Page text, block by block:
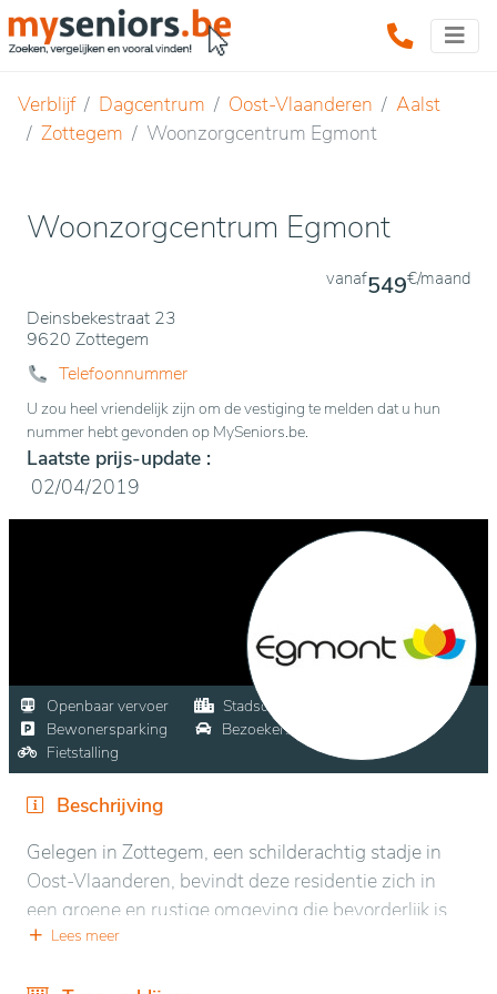
Verblijf Dagcentrum Oost-Vlaanderen
Aalst
Zottegem
Woonzorgcentrum Egmont
Woonzorgcentrum Egmont
Deinsbekestraat 23
9620 Zottegem
vanaf549€/maand
Telefoonnummer
U zou heel vriendelijk zijn om de vestiging te melden dat u hun
nummer hebt gevonden op MySeniors.be.
Laatste prijs-update :
02/04/2019
Openbaar vervoer Stadscentrum
Bewonersparking
Bezoekersparking
Fietstalling
Beschrijving
Gelegen in Zottegem, een schilderachtig stadje in
Oost-Vlaanderen, bevindt deze residentie zich in
een groene en rustige omgeving die bevorderlijk is
voor ontspanning. Omringd door glooiende
Lees meer